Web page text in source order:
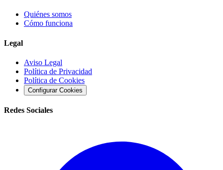
Quiénes somos
Cómo funciona
Legal
Aviso Legal
Política de Privacidad
Política de Cookies
Configurar Cookies
Redes Sociales